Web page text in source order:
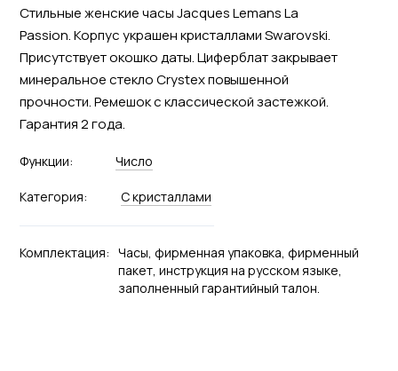
Стильные женские часы Jacques Lemans La
Passion. Корпус украшен кристаллами Swarovski.
Присутствует окошко даты. Циферблат закрывает
минеральное стекло Crystex повышенной
прочности. Ремешок с классической застежкой.
Гарантия 2 года.
Функции: Число
Категория: С кристаллами
Комплектация: Часы, фирменная упаковка, фирменный
пакет, инструкция на русском языке,
заполненный гарантийный талон.